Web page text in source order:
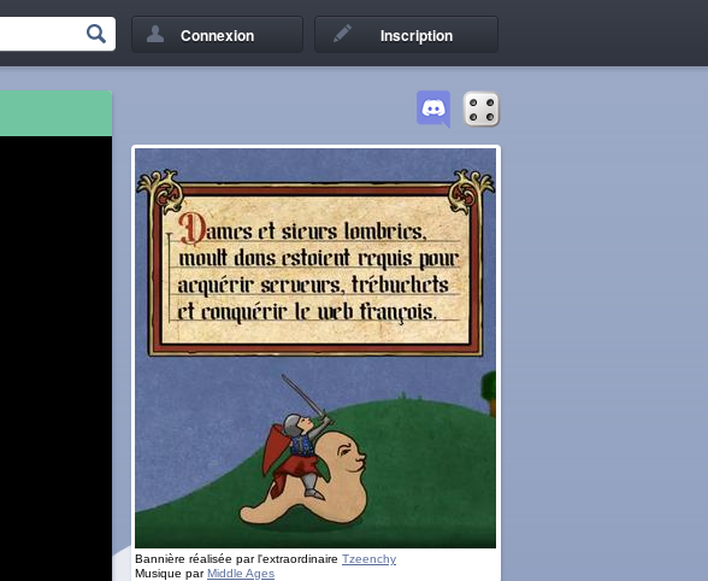
Connexion Inscription
Bannière réalisée par l'extraordinaire Tzeenchy
Musique parMiddle Ages